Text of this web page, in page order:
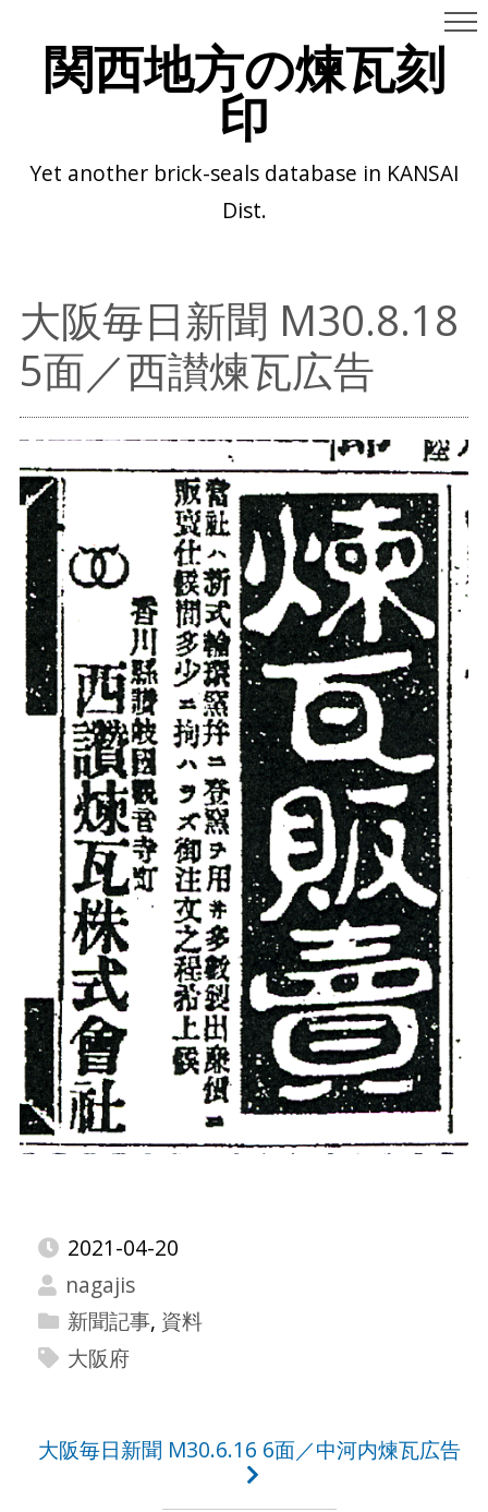
関西地方の煉瓦刻
印
Yet another brick-seals database in KANSAI
Dist.
大阪毎日新聞 M30.8.18
5面／西讃煉瓦広告
2021-04-20
nagajis
新聞記事, 資料
大阪府
投
大阪毎日新聞 M30.6.16 6面／中河内煉瓦広告